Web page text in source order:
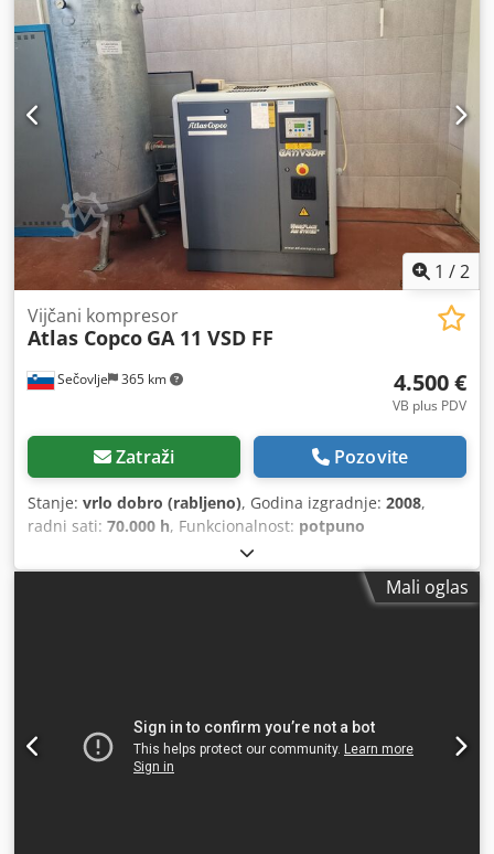
1 /2
Sečovlje 365 km
Vijčani kompresor
Atlas Copco GA 11 VSD FF
4.500 €
VB plus PDV
Zatraži Pozovite
Stanje: vrlo dobro (rabljeno), Godina izgradnje: 2008,
radni sati: 70.000 h, Funkcionalnost: potpuno
, broj mašine/vozila:
dužina:976 mm, ukupna širina:595 mm, ukupna visina:
500 l , radni
Mali oglas